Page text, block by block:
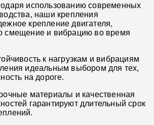
использованию современных
наши крепления
крепление двигателя,
смещение и вибрацию во время
к нагрузкам и вибрациям
идеальным выбором для тех,
на дороге.
материалы и качественная
гарантируют длительный срок